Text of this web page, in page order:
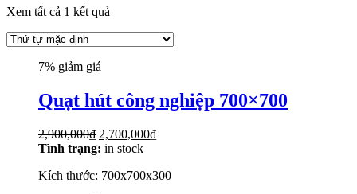
Xem tất cả 1 kết quả
7% giảm giá
Quạt hút công nghiệp 700×700
2,900,000₫ 2,700,000₫
Tình trạng: in stock
Kích thước: 700x700x300